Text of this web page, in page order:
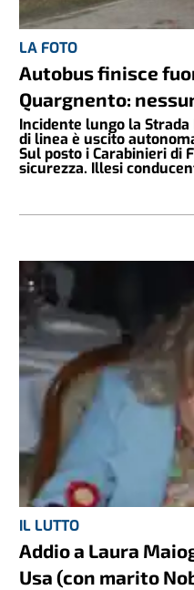
LA FOTO
Autobus finisce
Quargnento:
Incidente lungo la
di linea è uscito
Sul posto i Carabinieri di
sicurezza. Illesi
IL LUTTO
Addio a Laura
Usa (con marito